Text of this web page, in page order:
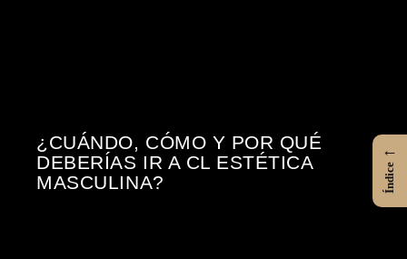
¿CUÁNDO, CÓMO Y POR QUÉ
DEBERÍAS IR A CL ESTÉTICA
MASCULINA?
←
Índice